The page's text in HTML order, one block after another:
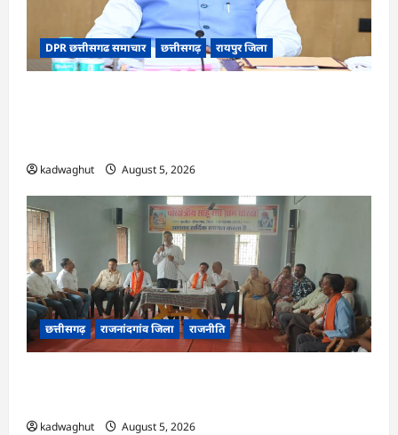
DPR छत्तीसगढ समाचार छत्तीसगढ़ रायपुर जिला
kadwaghut August 5, 2026
छत्तीसगढ़ राजनांदगांव जिला राजनीति
kadwaghut August 5, 2026